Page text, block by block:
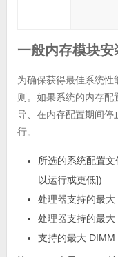
一般内存模块安
为确保获得最佳系统
则。如果系统的内存配
导、在内存配置期间停
行。
所选的系统配置
以运行或更低])
处理器支持的最大
处理器支持的最大
支持的最大 DIMM